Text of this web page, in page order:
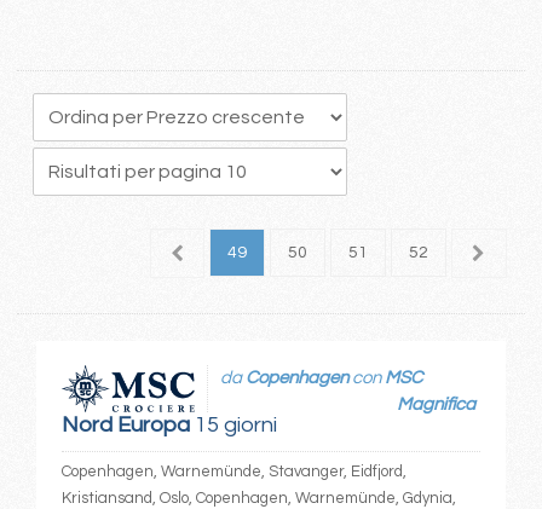
48 49 50 51 52 53
Nord Europa15 giorni
da Copenhagencon MSC
Magnifica
Copenhagen, Warnemünde, Stavanger, Eidfjord,
Kristiansand, Oslo, Copenhagen, Warnemünde, Gdynia,